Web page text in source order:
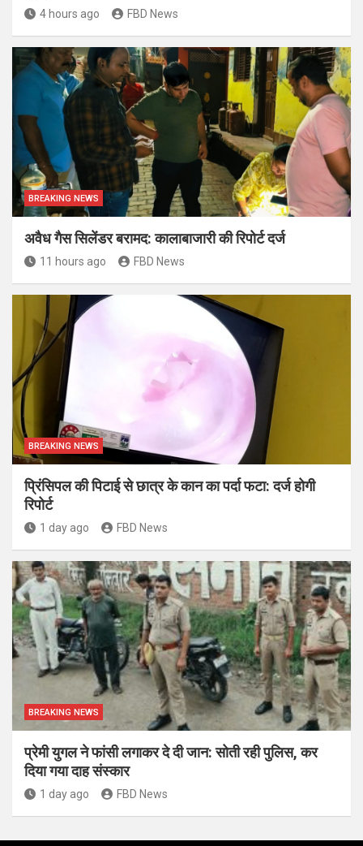
4 hours ago FBD News
BREAKING NEWS
अवैध गैस सिलेंडर बरामद: कालाबाजारी की रिपोर्ट दर्ज
11 hours ago FBD News
BREAKING NEWS
प्रिंसिपल की पिटाई से छात्र के कान का पर्दा फटा: दर्ज होगी
रिपोर्ट
1 day ago FBD News
BREAKING NEWS
प्रेमी युगल ने फांसी लगाकर दे दी जान: सोती रही पुलिस, कर
दिया गया दाह संस्कार
1 day ago FBD News